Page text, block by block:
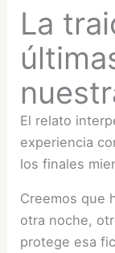
La
El relato
experiencia
los finales
Creemos que
otra noche,
protege esa